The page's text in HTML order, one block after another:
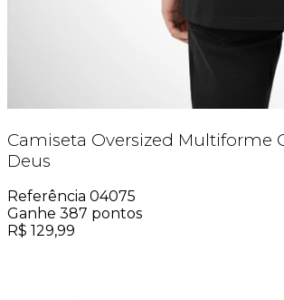
Camiseta Oversized Multiforme
Deus
Referência 04075
Ganhe 387 pontos
R$ 129,99